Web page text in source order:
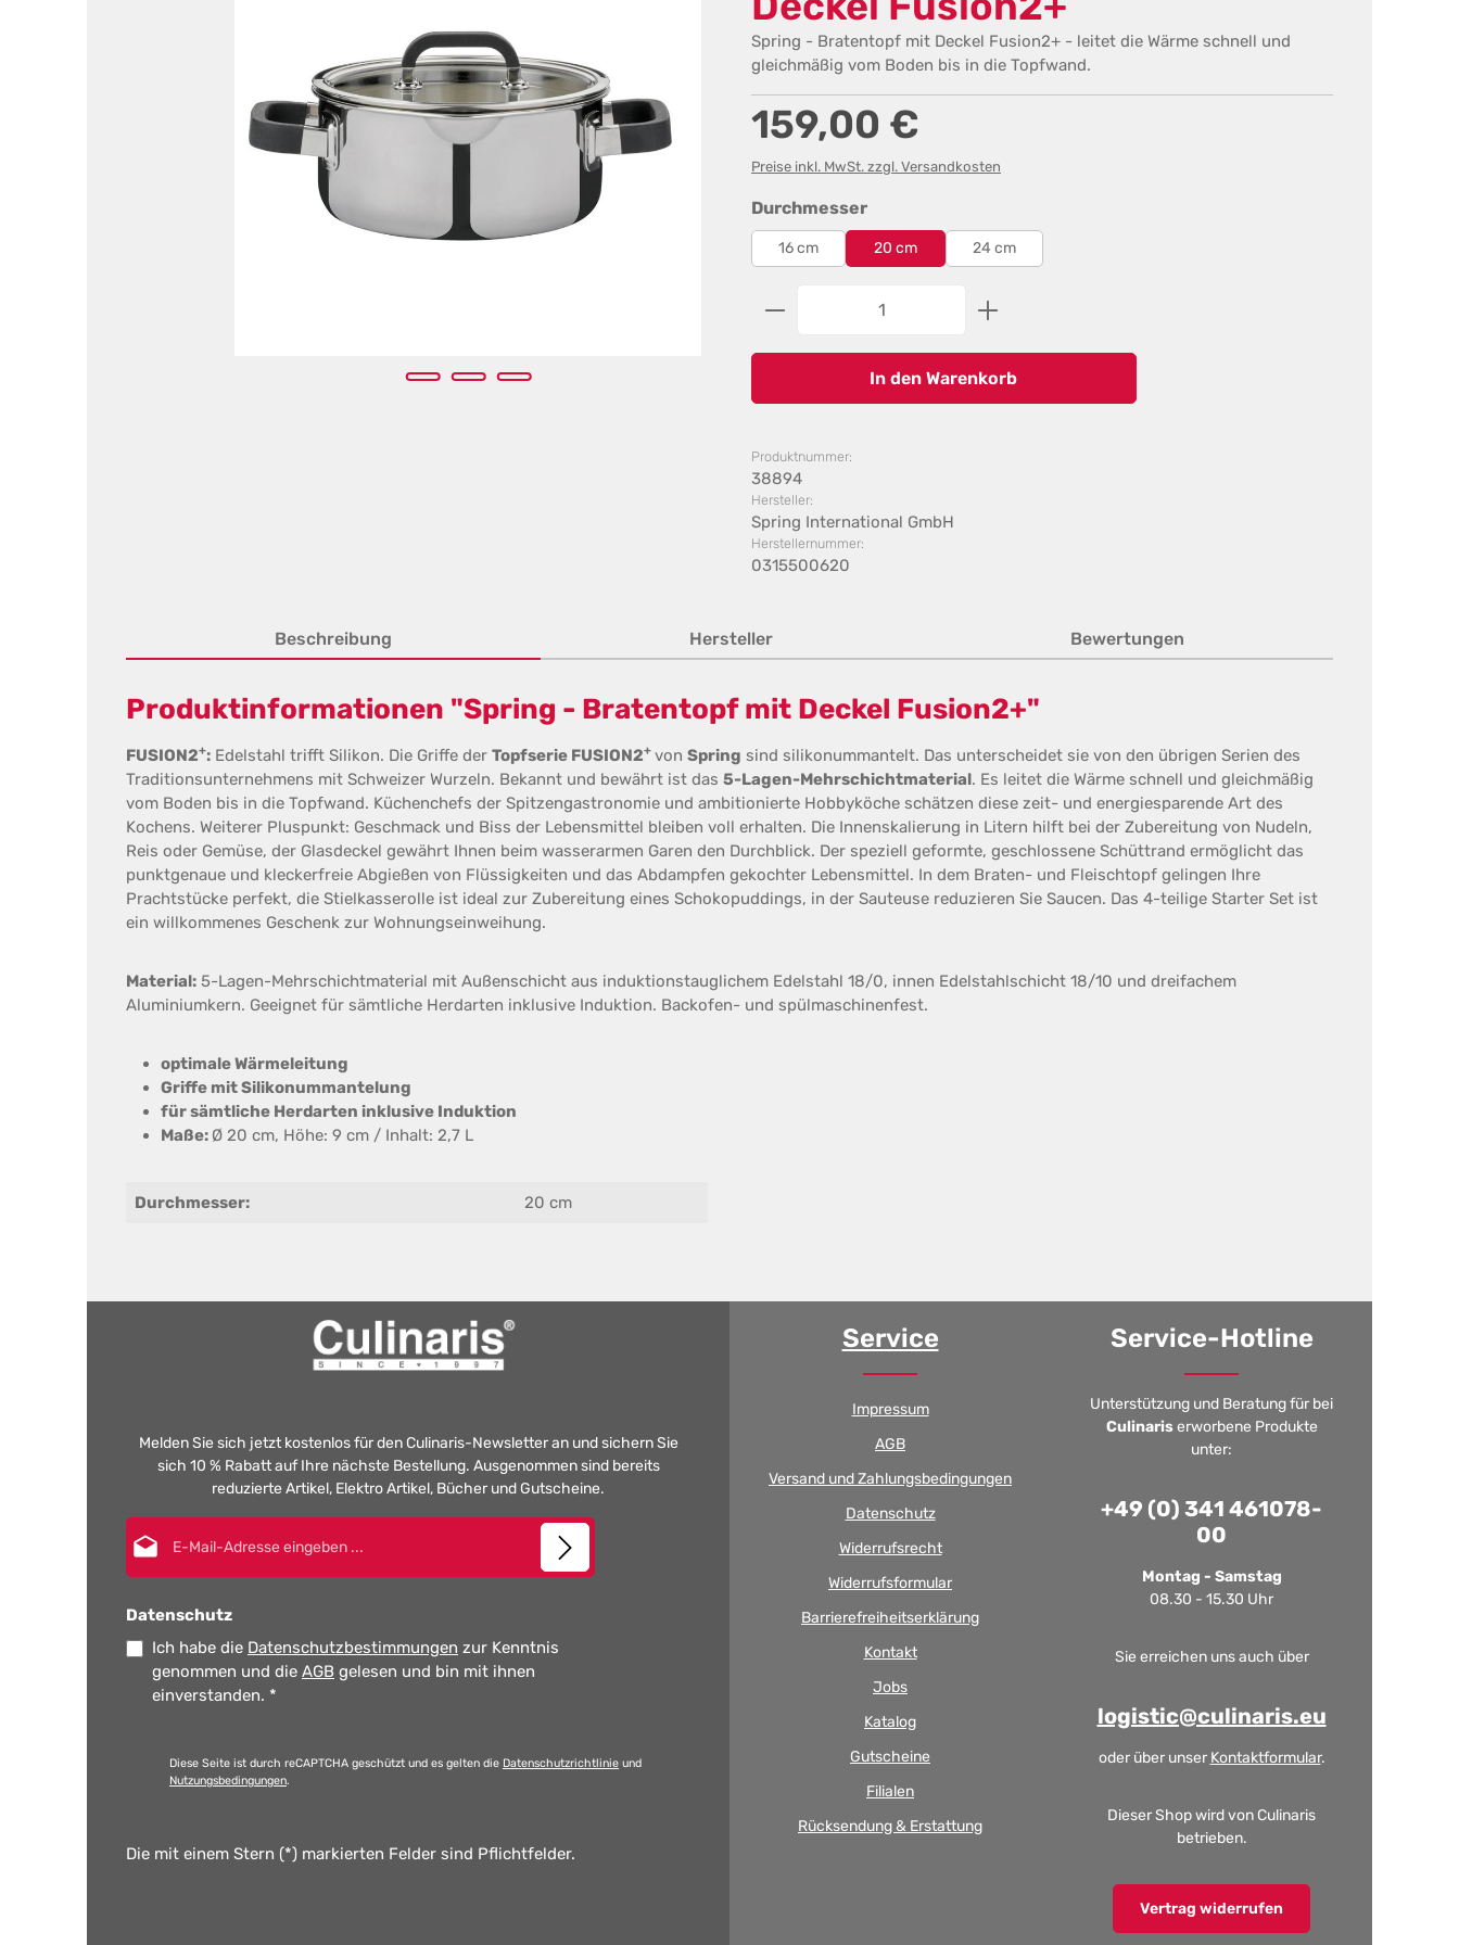
Spring - Bratentopf mit Deckel Fusion2+ - leitet die Wärme schnell und
gleichmäßig vom Boden bis in die Topfwand.
Regulärer Preis:
159,00 €
Preise inkl. MwSt. zzgl. Versandkosten
Durchmesserauswählen
16 cm 20 cm 24 cm
Produkt Anzahl: Gib den gewünschten Wert ein oder
In den Warenkorb
Produktnummer:
38894
Hersteller:
Spring International GmbH
Herstellernummer:
0315500620
Beschreibung Hersteller Bewertungen
Produktinformationen "Spring - Bratentopf mit Deckel Fusion2+"
FUSION2+: Edelstahl trifft Silikon. Die Griffe der Topfserie FUSION2+ von Spring sind silikonummantelt. Das unterscheidet sie von den übrigen Serien des
Traditionsunternehmens mit Schweizer Wurzeln. Bekannt und bewährt ist das 5-Lagen-Mehrschichtmaterial. Es leitet die Wärme schnell und gleichmäßig
vom Boden bis in die Topfwand. Küchenchefs der Spitzengastronomie und ambitionierte Hobbyköche schätzen diese zeit- und energiesparende Art des
Kochens. Weiterer Pluspunkt: Geschmack und Biss der Lebensmittel bleiben voll erhalten. Die Innenskalierung in Litern hilft bei der Zubereitung von Nudeln,
Reis oder Gemüse, der Glasdeckel gewährt Ihnen beim wasserarmen Garen den Durchblick. Der speziell geformte, geschlossene Schüttrand ermöglicht das
punktgenaue und kleckerfreie Abgießen von Flüssigkeiten und das Abdampfen gekochter Lebensmittel. In dem Braten- und Fleischtopf gelingen Ihre
Prachtstücke perfekt, die Stielkasserolle ist ideal zur Zubereitung eines Schokopuddings, in der Sauteuse reduzieren Sie Saucen. Das 4-teilige Starter Set ist
ein willkommenes Geschenk zur Wohnungseinweihung.
Material: 5-Lagen-Mehrschichtmaterial mit Außenschicht aus induktionstauglichem Edelstahl 18/0, innen Edelstahlschicht 18/10 und dreifachem
Aluminiumkern. Geeignet für sämtliche Herdarten inklusive Induktion. Backofen- und spülmaschinenfest.
optimale Wärmeleitung
Griffe mit Silikonummantelung
für sämtliche Herdarten inklusive Induktion
Maße: Ø 20 cm, Höhe: 9 cm / Inhalt: 2,7 L
Durchmesser: 20 cm
Melden Sie sich jetzt kostenlos für den Culinaris-Newsletter an und sichern Sie
sich 10 % Rabatt auf Ihre nächste Bestellung. Ausgenommen sind bereits
reduzierte Artikel, Elektro Artikel, Bücher und Gutscheine.
Datenschutz
Ich habe die Datenschutzbestimmungen zur Kenntnis
genommen und die AGB gelesen und bin mit ihnen
einverstanden. *
Diese Seite ist durch reCAPTCHA geschützt und es gelten die Datenschutzrichtlinie und
Nutzungsbedingungen.
Die mit einem Stern (*) markierten Felder sind Pflichtfelder.
Service
Impressum
AGB
Versand und Zahlungsbedingungen
Datenschutz
Widerrufsrecht
Widerrufsformular
Barrierefreiheitserklärung
Kontakt
Jobs
Katalog
Gutscheine
Filialen
Rücksendung & Erstattung
Service-Hotline
Unterstützung und Beratung für bei
Culinariserworbene Produkte
unter:
+49 (0) 341 461078-
00
Montag - Samstag
08.30 - 15.30 Uhr
Sie erreichen uns auch über
logistic@culinaris.eu
oder über unser Kontaktformular.
Dieser Shop wird von Culinaris
betrieben.
Vertrag widerrufen